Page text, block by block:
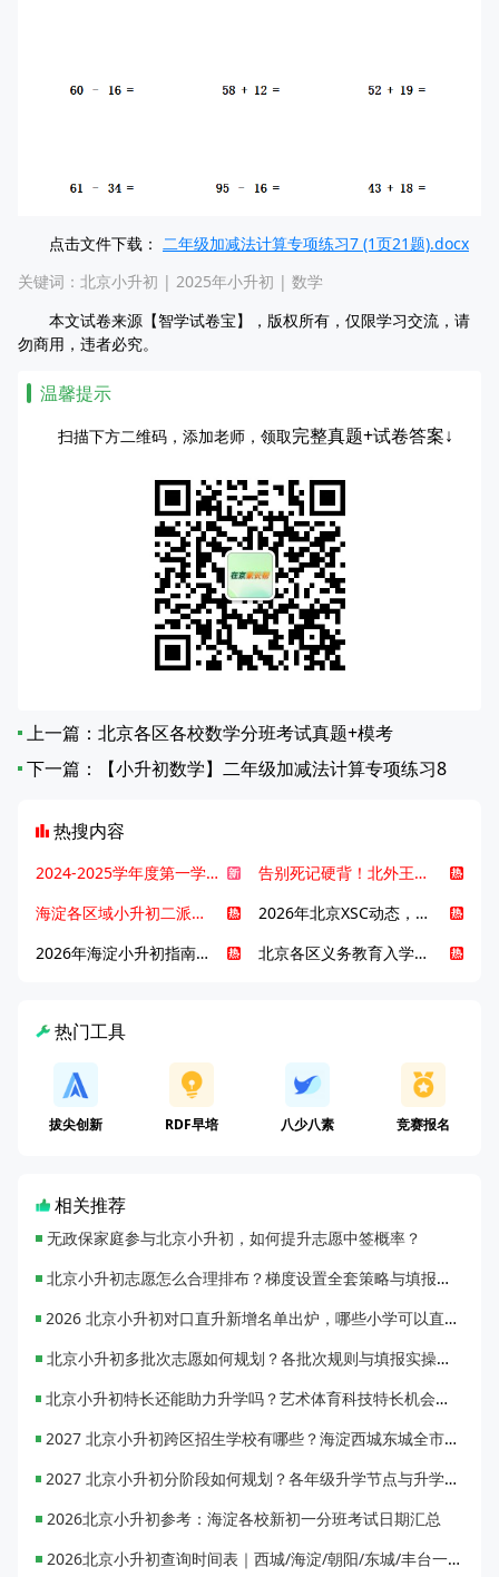
点击文件下载：
二年级加减法计算专项练习7 (1页21题).docx
关键词： 北京小升初 | 2025年小升初 | 数学
本文试卷来源【智学试卷宝】，版权所有，仅限学习交流，请
勿商用，违者必究。
温馨提示
扫描下方二维码，添加老师，领取完整真题+试卷答案↓
上一篇： 北京各区各校数学分班考试真题+模考
下一篇：
【小升初数学】二年级加减法计算专项练习8
热搜内容
2024-2025学年度第一学期北京各区期末考试真题试卷汇总
告别死记硬背！北外王牌精读词汇课，帮孩子突破英语词汇难关
海淀各区域小升初二派全攻略合集！区域一至五志愿填报、升学策略详解
2026年北京XSC动态，持续更新中ing...
2026年海淀小升初指南，一文了解招生政策要点
北京各区义务教育入学咨询电话汇总，25年小升初家长提前收藏
热门工具
拔尖创新 RDF早培 八少八素 竞赛报名
相关推荐
无政保家庭参与北京小升初，如何提升志愿中签概率？
北京小升初志愿怎么合理排布？梯度设置全套策略与填报避坑指南
2026 北京小升初对口直升新增名单出炉，哪些小学可以直升优质初中？
北京小升初多批次志愿如何规划？各批次规则与填报实操指南
北京小升初特长还能助力升学吗？艺术体育科技特长机会与误区全面解析
2027 北京小升初跨区招生学校有哪些？海淀西城东城全市招生校完整汇总
2027 北京小升初分阶段如何规划？各年级升学节点与升学通道全梳理
2026北京小升初参考：海淀各校新初一分班考试日期汇总
2026北京小升初查询时间表｜西城/海淀/朝阳/东城/丰台一键对照